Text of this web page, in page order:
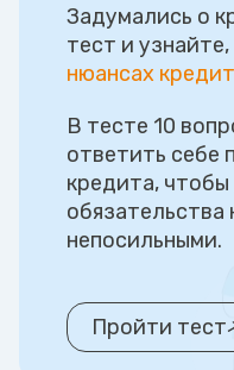
Задумались о
тест и узнайте,
нюансах
В тесте 10
ответить себе
кредита,
обязательства
непосильными.
Пройти тест